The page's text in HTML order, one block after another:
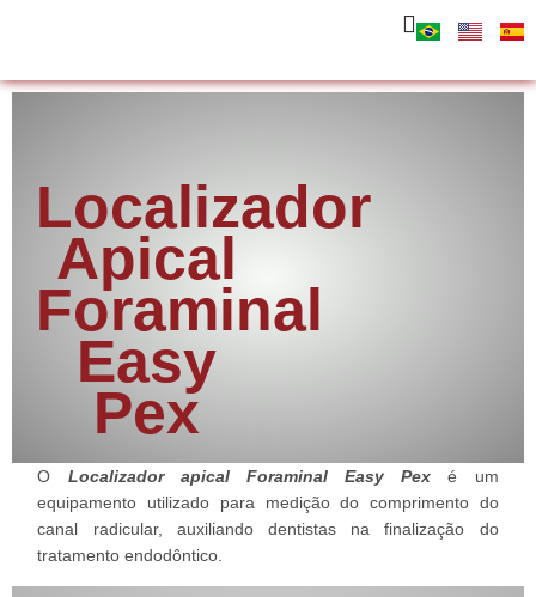
Localizador
Apical
Foraminal
Easy
Pex
O Localizador apical Foraminal Easy Pexé um
equipamento utilizado para medição do comprimento do
canal radicular, auxiliando dentistas na finalização do
tratamento endodôntico.